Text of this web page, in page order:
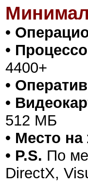
•
•
4400+
•
•
512 МБ
• Место
• P.S. По
DirectX,